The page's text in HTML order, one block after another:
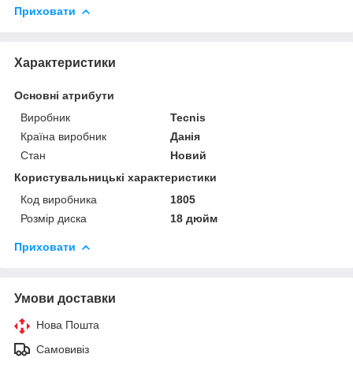
Приховати
Характеристики
Основні атрибути
Виробник
Tecnis
Країна виробник
Данія
Стан
Новий
Користувальницькі характеристики
Код виробника
1805
Розмір диска
18 дюйм
Приховати
Умови доставки
Нова Пошта
Самовивіз